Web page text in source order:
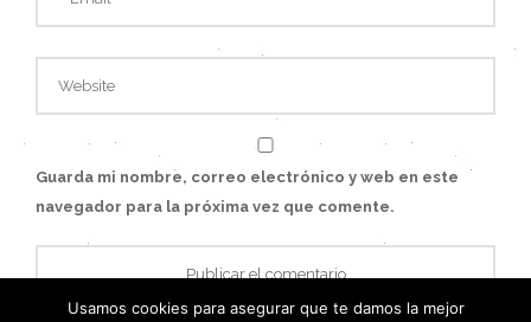
Guarda mi nombre, correo electrónico y web en este
navegador para la próxima vez que comente.
Usamos cookies para asegurar que te damos la mejor